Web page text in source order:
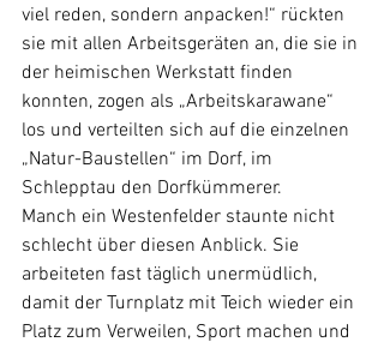
viel reden, sondern anpacken!“ rückten
sie mit allen Arbeitsgeräten an, die sie in
der heimischen Werkstatt finden
konnten, zogen als „Arbeitskarawane“
los und verteilten sich auf die einzelnen
„Natur-Baustellen“ im Dorf, im
Schlepptau den Dorfkümmerer.
Manch ein Westenfelder staunte nicht
schlecht über diesen Anblick. Sie
arbeiteten fast täglich unermüdlich,
damit der Turnplatz mit Teich wieder ein
Platz zum Verweilen, Sport machen und